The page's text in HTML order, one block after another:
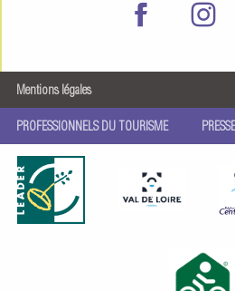
Mentions légales
PROFESSIONNELS DU TOURISME